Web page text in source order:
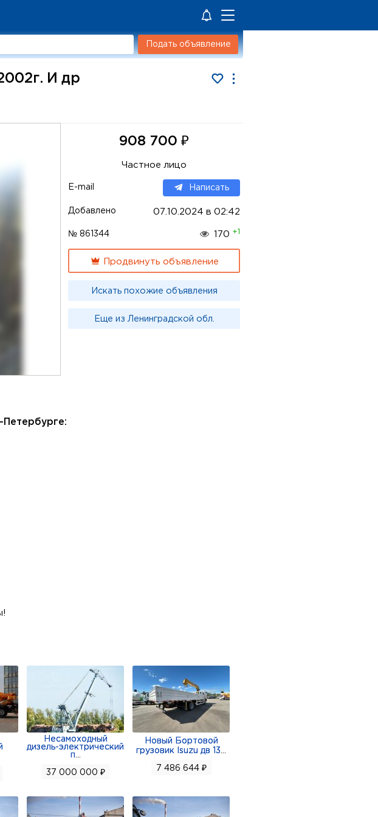
Подать объявление
И др
908 700 ₽
Частное лицо
E-mail Написать
Добавлено 07.10.2024 в 02:42
№ 861344 170 +1
Продвинуть объявление
Искать похожие объявления
Еще из Ленинградской обл.
Петербурге:
Несамоходный
дизель-электрический
п
37 000 000 ₽
Новый Бортовой
грузовик Isuzu дв 13
7 486 644 ₽